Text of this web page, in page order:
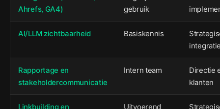
Ahrefs, GA4)
gebruik
AI/LLM zichtbaarheid Basiskennis
Rapportage en
stakeholdercommunicatie
Intern team
Directie
klanten
Linkbuilding en
Uitvoerend